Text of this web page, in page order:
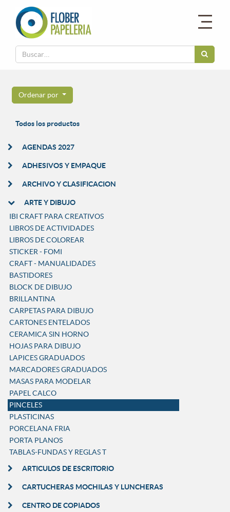
Ordenar por
Todos los productos
AGENDAS 2027
ADHESIVOS Y EMPAQUE
ARCHIVO Y CLASIFICACION
ARTE Y DIBUJO
IBI CRAFT PARA CREATIVOS
LIBROS DE ACTIVIDADES
LIBROS DE COLOREAR
STICKER - FOMI
CRAFT - MANUALIDADES
BASTIDORES
BLOCK DE DIBUJO
BRILLANTINA
CARPETAS PARA DIBUJO
CARTONES ENTELADOS
CERAMICA SIN HORNO
HOJAS PARA DIBUJO
LAPICES GRADUADOS
MARCADORES GRADUADOS
MASAS PARA MODELAR
PAPEL CALCO
PINCELES
PLASTICINAS
PORCELANA FRIA
PORTA PLANOS
TABLAS-FUNDAS Y REGLAS T
ARTICULOS DE ESCRITORIO
CARTUCHERAS MOCHILAS Y LUNCHERAS
CENTRO DE COPIADOS